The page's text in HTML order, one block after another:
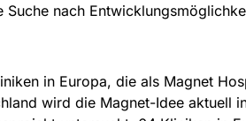
Suche nach
in Europa, die als Magnet
wird die Magnet-Idee aktuell